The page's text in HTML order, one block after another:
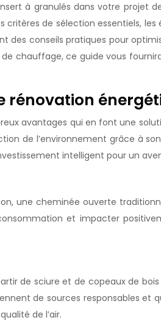
à granulés dans votre projet
de sélection essentiels,
conseils pratiques pour
chauffage, ce guide vous
avantages qui en font une
de l’environnement grâce à
intelligent pour un
une cheminée ouverte
et impacter
de sciure et de copeaux de
de sources responsables
de l’air.